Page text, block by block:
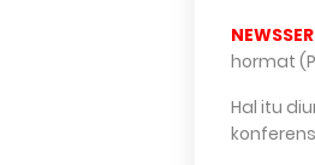
hormat
Hal itu